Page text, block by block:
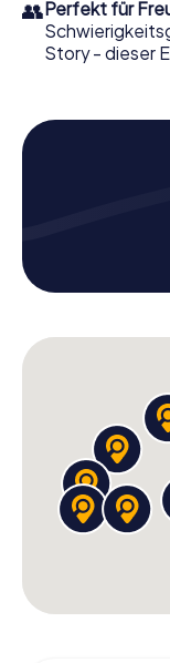
👥Perfekt für
Story - dieser